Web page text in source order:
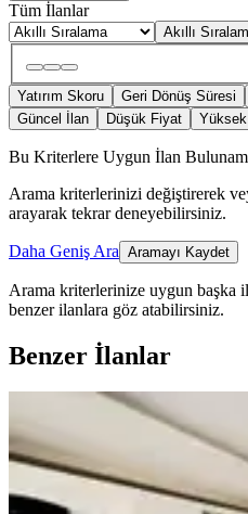
Tüm İlanlar
Akıllı
Yatırım Skoru Geri Dönüş Süresi
Güncel İlan
Düşük Fiyat
Bu Kriterlere Uygun İlan
Arama kriterlerinizi değiştirerek
arayarak tekrar deneyebilirsiniz.
Daha Geniş Ara Aramayı Kaydet
Arama kriterlerinize uygun başka
benzer ilanlara göz atabilirsiniz.
Benzer İlanlar
ÖNE ÇIKAN
Mega
Satılık 3+1
Bergama, Fatih